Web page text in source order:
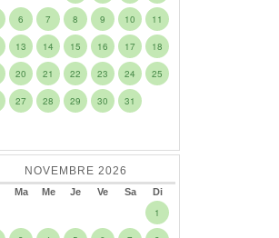
6 7 8 9 10 11
13 14 15 16 17 18
20 21 22 23 24 25
27 28 29 30 31
NOVEMBRE 2026
Ma Me Je Ve Sa Di
1